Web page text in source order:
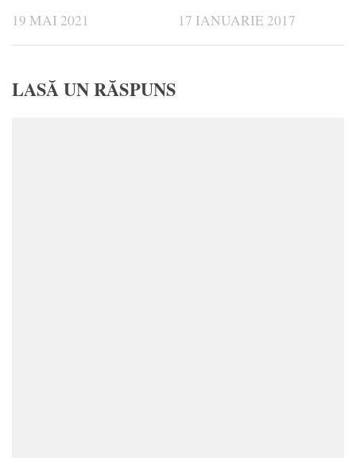
19 MAI 2021 17 IANUARIE 2017
LASĂ UN RĂSPUNS